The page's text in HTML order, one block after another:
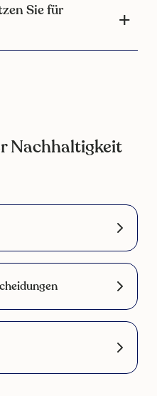
Sie für
Nachhaltigkeit